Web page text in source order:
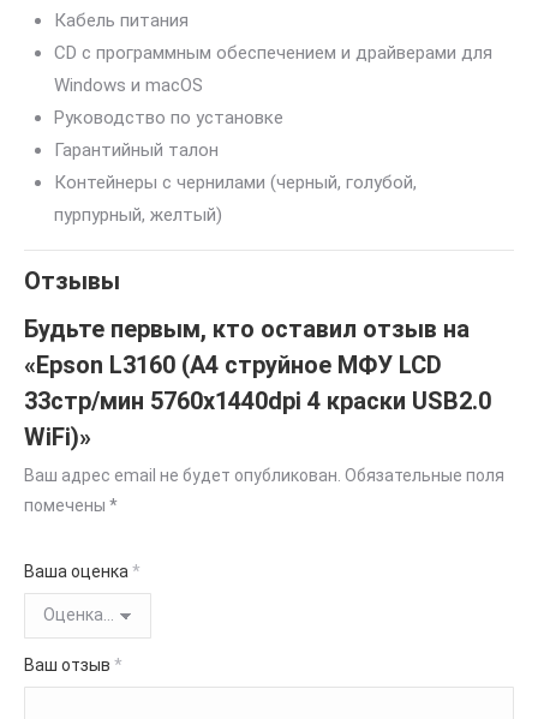
Кабель питания
CD с программным обеспечением и драйверами для
Windows и macOS
Руководство по установке
Гарантийный талон
Контейнеры с чернилами (черный, голубой,
пурпурный, желтый)
Отзывы
Будьте первым, кто оставил отзыв на
«Epson L3160 (A4 струйное МФУ LCD
33стр/мин 5760x1440dpi 4 краски USB2.0
WiFi)»
Ваш адрес email не будет опубликован. Обязательные поля
помечены *
Ваша оценка *
Ваш отзыв *